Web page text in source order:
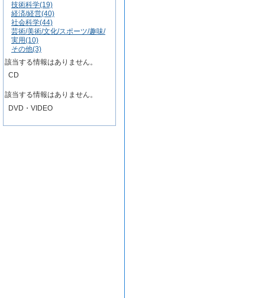
技術科学(19)
経済/経営(40)
社会科学(44)
芸術/美術/文化/スポーツ/趣味/
実用(10)
その他(3)
該当する情報はありません。
CD
該当する情報はありません。
DVD・VIDEO